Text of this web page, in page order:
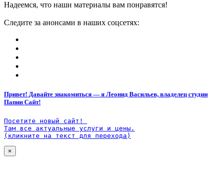
Надеемся, что наши материалы вам понравятся!
Следите за анонсами в наших соцсетях:
Привет! Давайте знакомиться — я Леонид Васильев, владелец студии
Папин Сайт!
Посетите новый сайт!
Там все актуальные услуги и цены.
(кликните на текст для перехода)
×